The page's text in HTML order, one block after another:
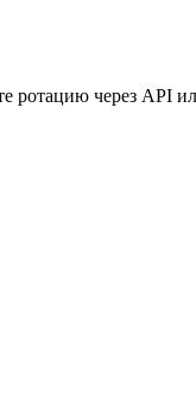
ротацию через API